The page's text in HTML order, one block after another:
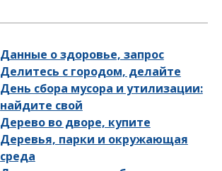
Данные о здоровье, запрос
Делитесь с городом, делайте
День сбора мусора и утилизации:
найдите свой
Дерево во дворе, купите
Деревья, парки и окружающая
среда